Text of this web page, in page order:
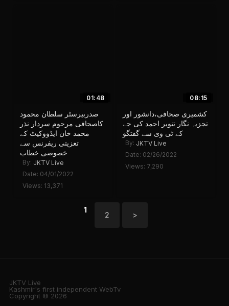
01:48
صدربیرسٹر سلطان محمود
کاصحافی مرحوم سردار نذر
محمد خان ایڈووکیٹ کے
تعزیتی ریفرنس سے
خصوصی خطاب
By: JKTV Live
Date: 04/01/2022
Views: 13,371
08:15
کشمیری صحافی،دانشور اور
تجزیہ نگار تنویر احمد کی جے
کے ٹی وی سے گفتگو
By: JKTV Live
Date: 02/26/2022
Views: 7,290
1
2 >
JKTV Live
Kashmir's first independent WebTv
Copyright © 2026